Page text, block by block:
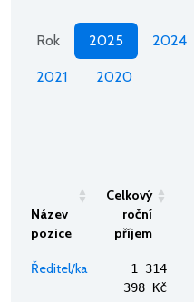
Rok 2025 2024
2021 2020
Název
pozice
Celkový
roční
příjem
Ředitel/ka
1 314
398 Kč